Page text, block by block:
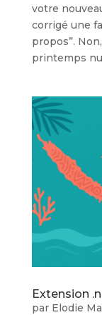
votre
corrigé une
propos”.
printemps
Extension
par Elodie